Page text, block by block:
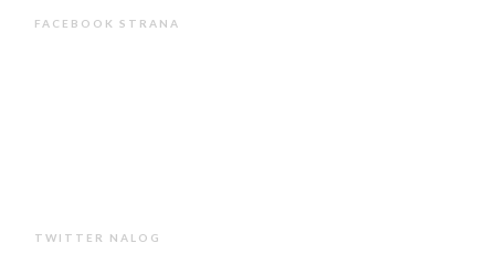
FACEBOOK STRANA
TWITTER NALOG